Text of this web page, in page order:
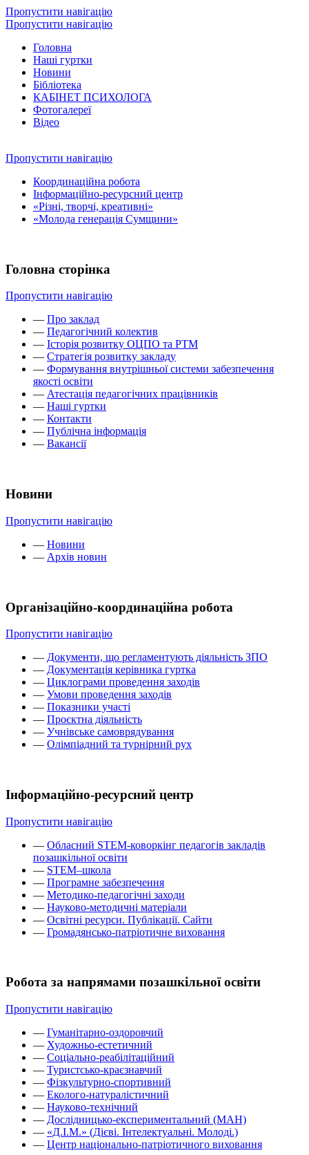
Пропустити навігацію
Пропустити навігацію
Головна
Наші гуртки
Новини
Бібліотека
КАБІНЕТ ПСИХОЛОГА
Фотогалереї
Відео
Пропустити навігацію
Координаційна робота
Інформаційно-ресурсний центр
«Різні, творчі, креативні»
«Молода генерація Сумщини»
Головна сторінка
Пропустити навігацію
— Про заклад
— Педагогічний колектив
— Історія розвитку ОЦПО та РТМ
— Стратегія розвитку закладу
— Формування внутрішньої системи забезпечення
якості освіти
— Атестація педагогічних працівників
— Наші гуртки
— Контакти
— Публічна інформація
— Вакансії
Новини
Пропустити навігацію
— Новини
— Архів новин
Організаційно-координаційна робота
Пропустити навігацію
— Документи, що регламентують діяльність ЗПО
— Документація керівника гуртка
— Циклограми проведення заходів
— Умови проведення заходів
— Показники участі
— Проєктна діяльність
— Учнівське самоврядування
— Олімпіадний та турнірний рух
Інформаційно-ресурсний центр
Пропустити навігацію
— Обласний STEM-коворкінг педагогів закладів
позашкільної освіти
— STEM–школа
— Програмне забезпечення
— Методико-педагогічні заходи
— Науково-методичні матеріали
— Освітні ресурси. Публікації. Сайти
— Громадянсько-патріотичне виховання
Робота за напрямами позашкільної освіти
Пропустити навігацію
— Гуманітарно-оздоровчий
— Художньо-естетичний
— Соціально-реабілітаційний
— Туристсько-краєзнавчий
— Фізкультурно-спортивний
— Еколого-натуралістичний
— Науково-технічний
— Дослідницько-експериментальний (МАН)
— «Д.І.М.» (Дієві. Інтелектуальні. Молоді.)
— Центр національно-патріотичного виховання